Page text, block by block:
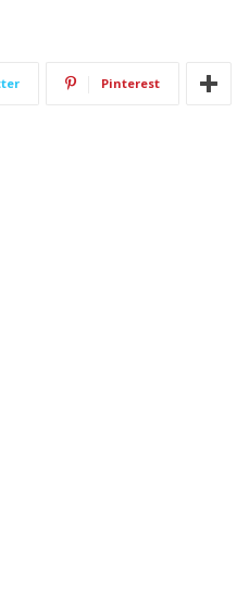
Pinterest